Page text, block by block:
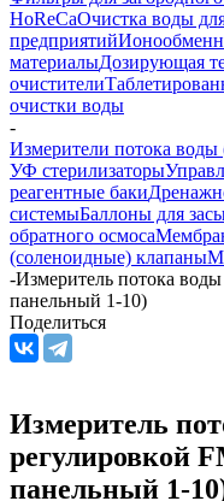
HoReCaОчистка воды
предприятий
материалыДозирующая
очистители
очистки воды
-
Измерители потока
УФ стерилизаторы
реагентные баки
системыБаллоны для
обратного осмоса
(соленоидные) клапаны
-Измеритель потока
панельный 1-10)
Поделиться
Измеритель
регулировкой
панельный 1-